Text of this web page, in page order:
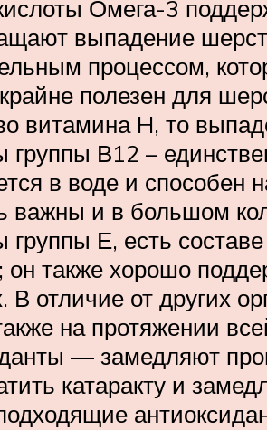
Омега-3
выпадение
процессом,
полезен для
витамина H, то
группы В12 –
в воде и способен
важны и в большом
группы Е, есть
он также хорошо
В отличие от других
на протяжении
— замедляют
катаракту и